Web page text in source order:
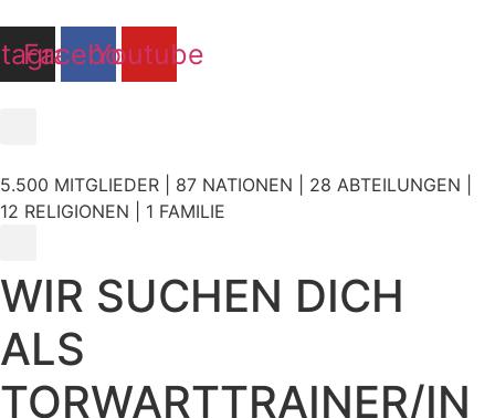
Inhalt
springen
Facebook
Youtube
5.500 MITGLIEDER | 87 NATIONEN | 28 ABTEILUNGEN |
12 RELIGIONEN | 1 FAMILIE
WIR SUCHEN DICH
ALS
TORWARTTRAINER/IN